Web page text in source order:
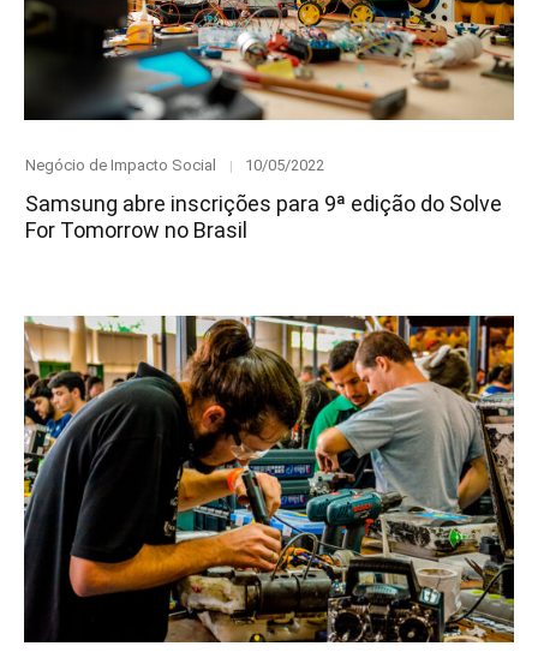
Category
Negócio de Impacto Social
Posted
10/05/2022
Samsung abre inscrições para 9ª edição do Solve
For Tomorrow no Brasil